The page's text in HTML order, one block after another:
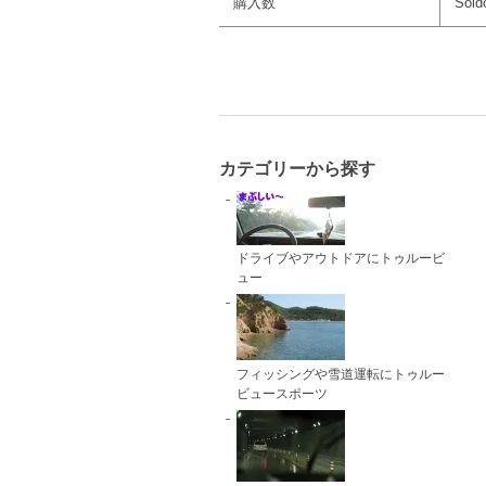
カテゴリーから探す
ドライブやアウトドアにトゥルービ
ュー
フィッシングや雪道運転にトゥルー
ビュースポーツ